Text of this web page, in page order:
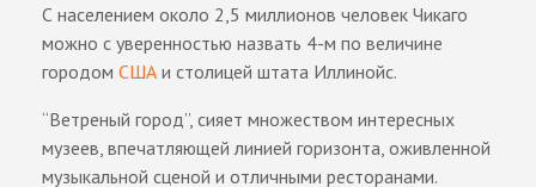
С населением около 2,5 миллионов человек Чикаго
можно с уверенностью назвать 4-м по величине
городом США и столицей штата Иллинойс.
“Ветреный город”, сияет множеством интересных
музеев, впечатляющей линией горизонта, оживленной
музыкальной сценой и отличными ресторанами.